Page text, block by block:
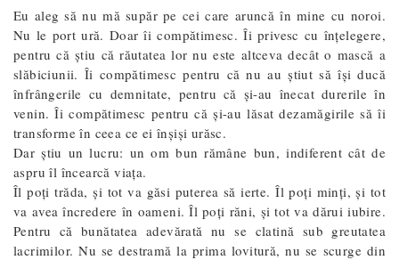
Eu aleg să nu mă supăr pe cei care aruncă în mine cu noroi.
Nu le port ură. Doar îi compătimesc. Îi privesc cu înțelegere,
pentru că știu că răutatea lor nu este altceva decât o mască a
slăbiciunii. Îi compătimesc pentru că nu au știut să își ducă
înfrângerile cu demnitate, pentru că și-au înecat durerile în
venin. Îi compătimesc pentru că și-au lăsat dezamăgirile să îi
transforme în ceea ce ei înșiși urăsc.
Dar știu un lucru: un om bun rămâne bun, indiferent cât de
aspru îl încearcă viața.
Îl poți trăda, și tot va găsi puterea să ierte. Îl poți minți, și tot
va avea încredere în oameni. Îl poți răni, și tot va dărui iubire.
Pentru că bunătatea adevărată nu se clatină sub greutatea
lacrimilor. Nu se destramă la prima lovitură, nu se scurge din